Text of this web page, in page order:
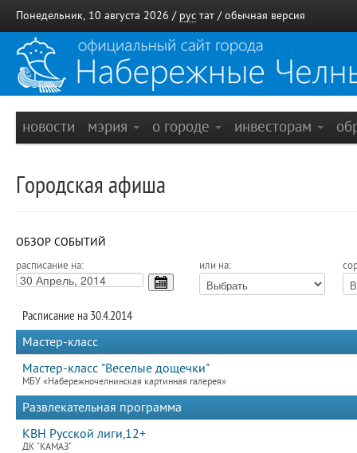
Понедельник, 10 августа 2026 / рус тат / обычная версия
новости мэрия о городе инвесторам
Городская афиша
ОБЗОР СОБЫТИЙ
расписание на: или на:
Расписание на 30.4.2014
Мастер-класс
Мастер-класс "Веселые дощечки"
МБУ «Набережночелнинская картинная галерея»
Развлекательная программа
КВН Русской лиги,12+
ДК "КАМАЗ"